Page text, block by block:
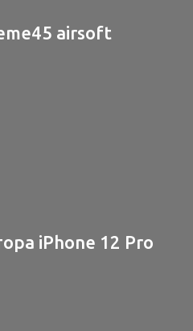
airsoft
iPhone 12 Pro